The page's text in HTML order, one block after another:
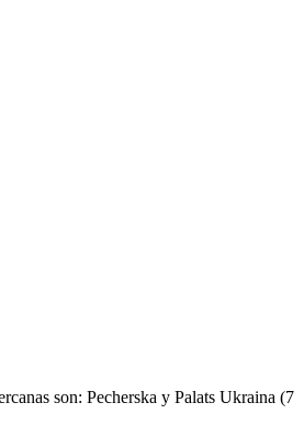
son: Pecherska y Palats Ukraina (7